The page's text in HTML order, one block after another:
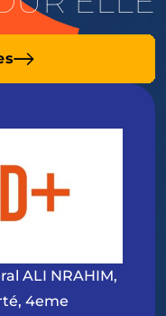
ALI NRAHIM,
4eme